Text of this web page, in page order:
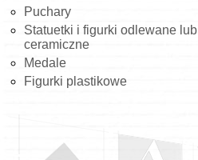
Puchary
Statuetki i figurki odlewane lub
ceramiczne
Medale
Figurki plastikowe